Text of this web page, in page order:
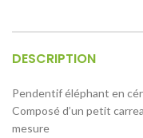
DESCRIPTION
Pendentif éléphant en
Composé d’un petit
mesure